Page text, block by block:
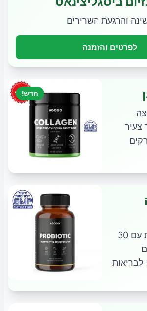
והרגעת השרירים
לפרטים והזמנה
חדש!
צעיר
פורמולה ייחודית עם 30